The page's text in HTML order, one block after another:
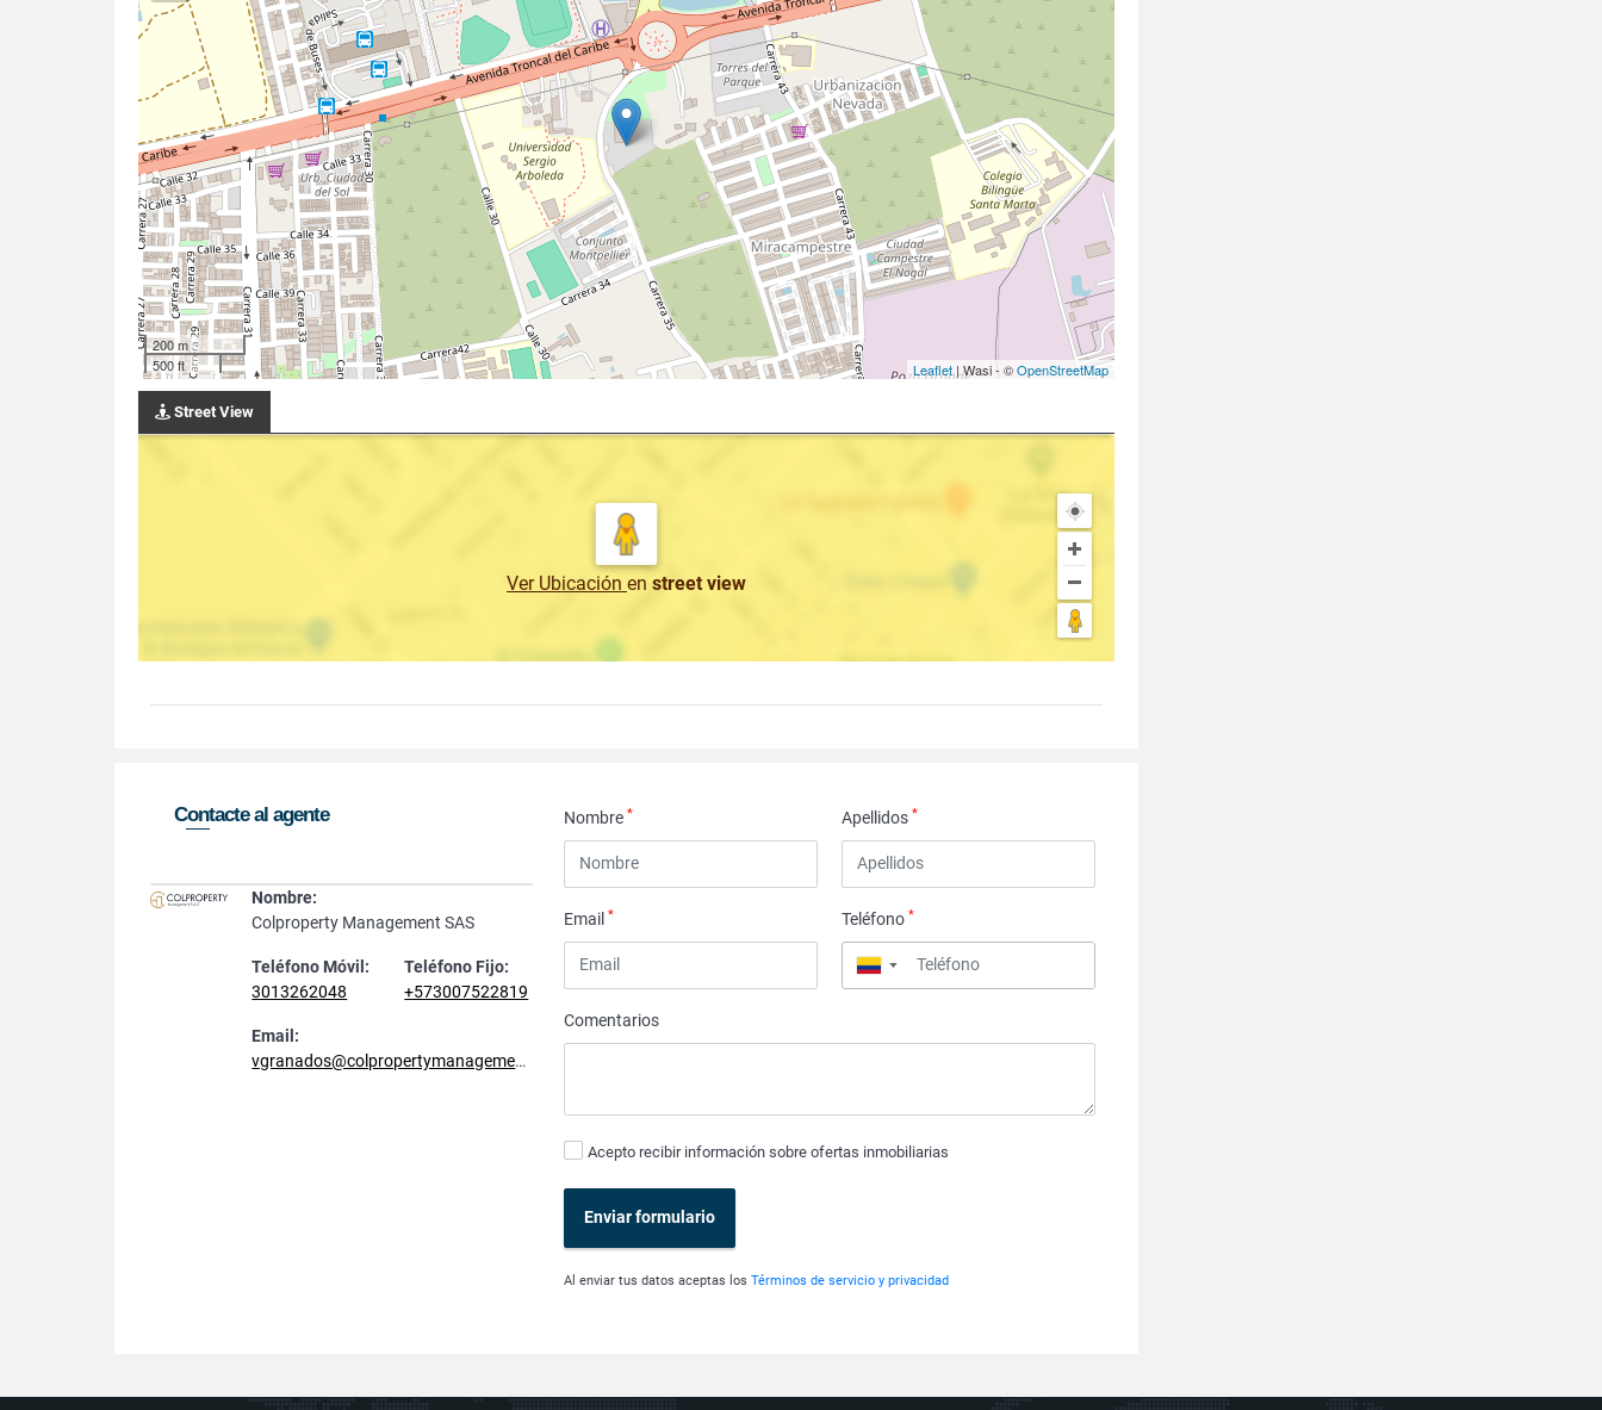
200 m
500 ft
Leaflet| Wasi - ©OpenStreetMap
Street View
Ver Ubicación en street view
Contacte al agente
Nombre:
Colproperty Management SAS
Teléfono Móvil:
3013262048
Teléfono Fijo:
+573007522819
Email:
vgranados@colpropertymanagement.com.co
Nombre* Apellidos*
Email* Teléfono*
▼
Comentarios
Acepto recibir información sobre ofertas inmobiliarias
Enviar formulario
Al enviar tus datos aceptas losTérminos de servicio y privacidad